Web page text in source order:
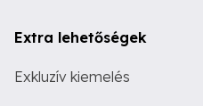
Extra lehetőségek
Exkluzív kiemelés